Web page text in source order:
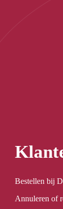
Bestellen bij
Annuleren of